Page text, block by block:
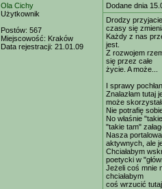
Ola Cichy
Użytkownik
Postów: 567
Miejscowość: Kraków
Data rejestracji: 21.01.09
Dodane dnia
Drodzy
czasy się
Każdy z nas
jest.
Z rozwojem
się przez całe
życie. A może...
I sprawy
Znalazłam tutaj
może
Nie potrafię
No właśnie
"takie tam"
Nasza
aktywnych, ale
Chciałabym
poetycki w
Jeżeli coś mnie
chciałabym
coś wrzucić